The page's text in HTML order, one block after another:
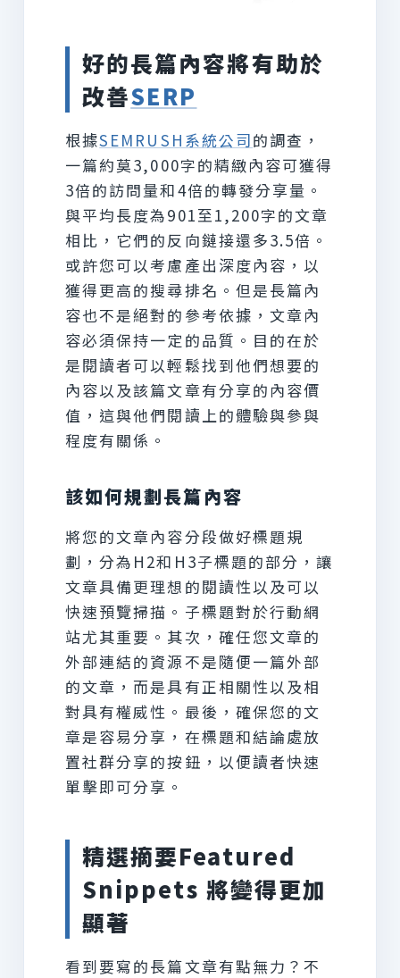
好的長篇內容將有助於
改善SERP
根據SEMRUSH系統公司的調查，
一篇約莫3,000字的精緻內容可獲得
3倍的訪問量和4倍的轉發分享量。
與平均長度為901至1,200字的文章
相比，它們的反向鏈接還多3.5倍。
或許您可以考慮產出深度內容，以
獲得更高的搜尋排名。但是長篇內
容也不是絕對的參考依據，文章內
容必須保持一定的品質。目的在於
是閱讀者可以輕鬆找到他們想要的
內容以及該篇文章有分享的內容價
值，這與他們閱讀上的體驗與參與
程度有關係。
該如何規劃長篇內容
將您的文章內容分段做好標題規
劃，分為H2和H3子標題的部分，讓
文章具備更理想的閱讀性以及可以
快速預覽掃描。子標題對於行動網
站尤其重要。其次，確任您文章的
外部連結的資源不是隨便一篇外部
的文章，而是具有正相關性以及相
對具有權威性。最後，確保您的文
章是容易分享，在標題和結論處放
置社群分享的按鈕，以便讀者快速
單擊即可分享。
精選摘要Featured
Snippets 將變得更加
顯著
看到要寫的長篇文章有點無力？不